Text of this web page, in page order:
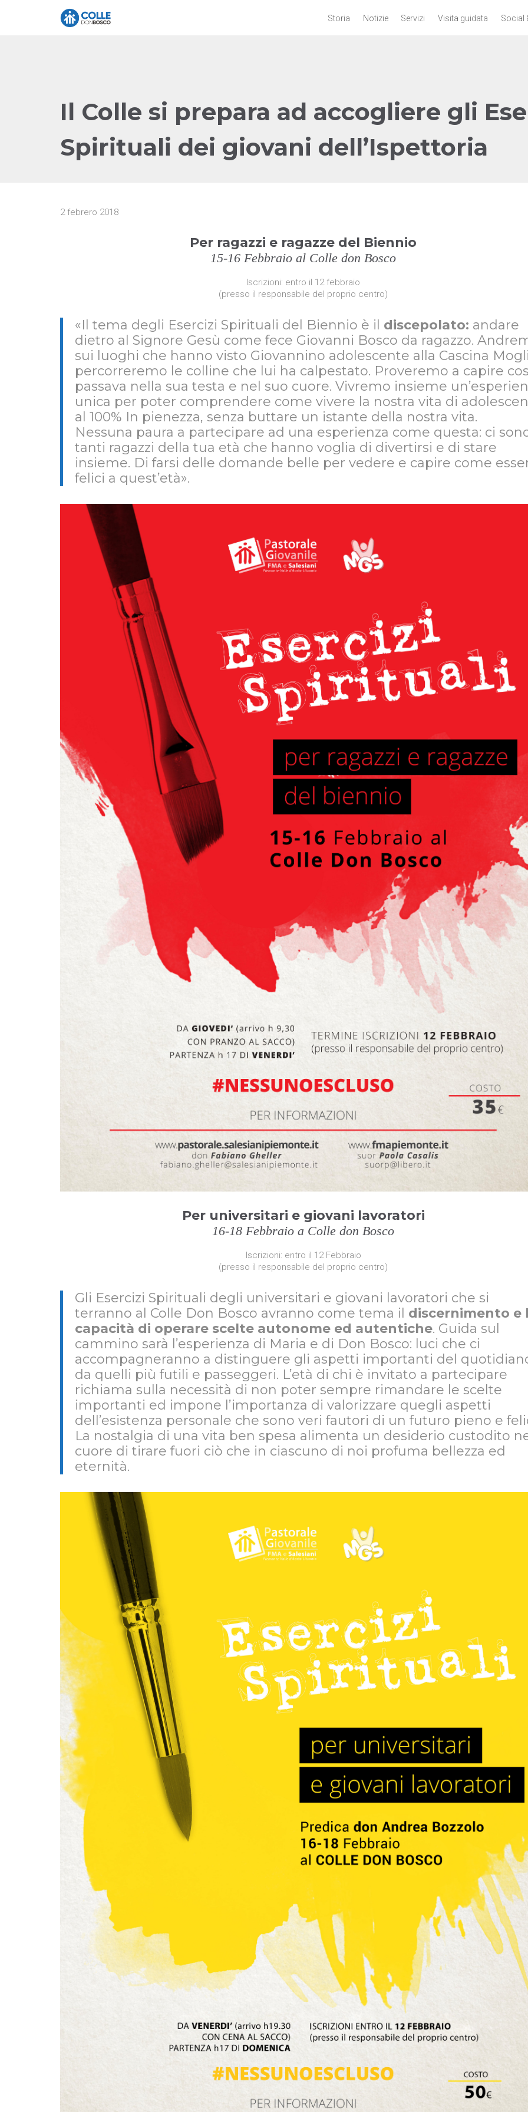
Storia Notizie Servizi Visita guidata Social
Il Colle si prepara ad accogliere gli
Spirituali dei giovani dell’Ispettoria
2 febrero 2018
Per ragazzi e ragazze del Biennio
15-16 Febbraio al Colle don Bosco
Iscrizioni: entro il 12 febbraio
(presso il responsabile del proprio centro)
«Il tema degli Esercizi Spirituali del Biennio è il discepolato: andare
dietro al Signore Gesù come fece Giovanni Bosco da ragazzo.
sui luoghi che hanno visto Giovannino adolescente alla Cascina
percorreremo le colline che lui ha calpestato. Proveremo a capire
passava nella sua testa e nel suo cuore. Vivremo insieme
unica per poter comprendere come vivere la nostra vita di
al 100% In pienezza, senza buttare un istante della nostra vita.
Nessuna paura a partecipare ad una esperienza come questa: ci
tanti ragazzi della tua età che hanno voglia di divertirsi e di stare
insieme. Di farsi delle domande belle per vedere e capire come
felici a quest’età».
Per universitari e giovani lavoratori
16-18 Febbraio a Colle don Bosco
Iscrizioni: entro il 12 Febbraio
(presso il responsabile del proprio centro)
Gli Esercizi Spirituali degli universitari e giovani lavoratori che si
terranno al Colle Don Bosco avranno come tema il discernimento e
capacità di operare scelte autonome ed autentiche. Guida sul
cammino sarà l’esperienza di Maria e di Don Bosco: luci che ci
accompagneranno a distinguere gli aspetti importanti del
da quelli più futili e passeggeri. L’età di chi è invitato a partecipare
richiama sulla necessità di non poter sempre rimandare le scelte
importanti ed impone l’importanza di valorizzare quegli aspetti
dell’esistenza personale che sono veri fautori di un futuro pieno e
La nostalgia di una vita ben spesa alimenta un desiderio custodito
cuore di tirare fuori ciò che in ciascuno di noi profuma bellezza ed
eternità.